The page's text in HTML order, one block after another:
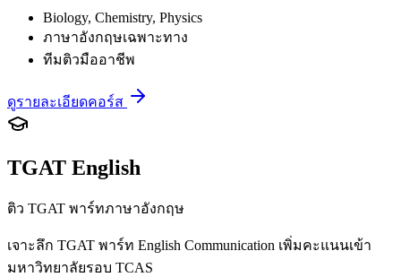
Biology, Chemistry, Physics
ภาษาอังกฤษเฉพาะทาง
ทีมติวมืออาชีพ
ดูรายละเอียดคอร์ส
TGAT English
ติว TGAT พาร์ทภาษาอังกฤษ
เจาะลึก TGAT พาร์ท English Communication เพิ่มคะแนนเข้า
มหาวิทยาลัยรอบ TCAS